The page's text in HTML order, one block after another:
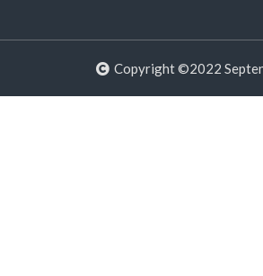
Copyright ©2022